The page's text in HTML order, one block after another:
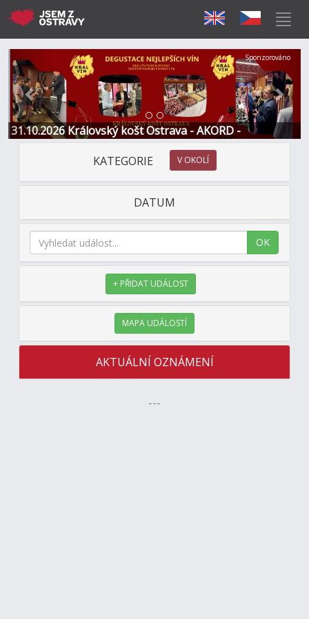
31.10.2026 Královský košt Ostrava - AKORD -
Restaurace a Hotel
Předchozí Další
Sponzorováno
KATEGORIE V OKOLÍ
DATUM
OK
+ PŘIDAT UDÁLOST
MAPA UDÁLOSTÍ
AKTUÁLNÍ OZNÁMENÍ
---